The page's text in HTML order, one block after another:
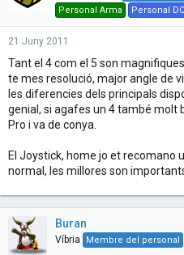
Personal Arma
Personal
21 Juny 2011
Tant el 4 com el 5 son
te mes resolució, major angle de
les diferencies dels principals
genial, si agafes un 4 també molt
Pro i va de conya.
El Joystick, home jo et recomano
normal, les millores son
Buran
Víbria Membre del personal